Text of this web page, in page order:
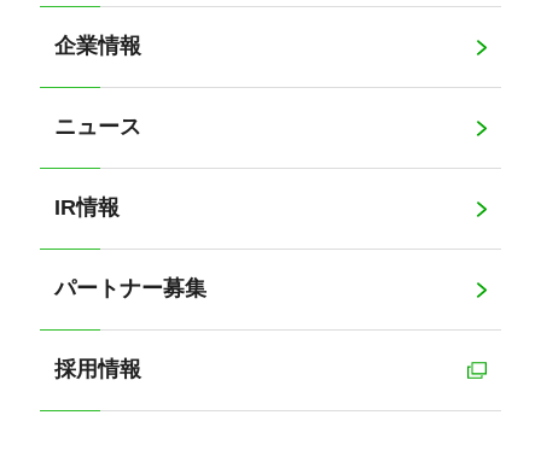
企業情報
ニュース
IR情報
パートナー募集
採用情報